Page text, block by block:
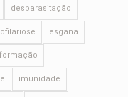
desparasitação
esgana
formação
imunidade